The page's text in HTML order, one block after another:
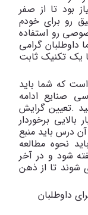
بود تا از صفر
رو برای خودم
رو استفاده
داوطلبان گرامی
یک تکنیک ثابت
که شما باید
صنایع ادامه
.تعیین گرایش
برخوردار
درس باید منبع
نحوه مطالعه
شود و در آخر
شوند تا از ذهن
داوطلبان